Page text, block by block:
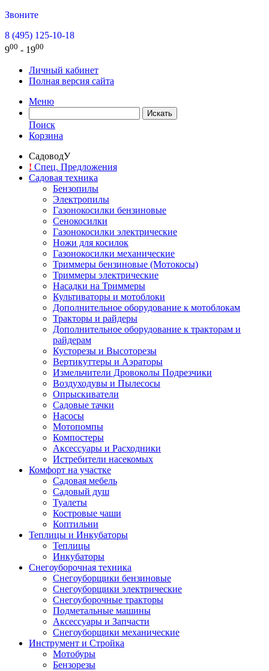
Звоните
8 (495) 125-10-18
900 - 1900
Личный кабинет
Полная версия сайта
Меню
Поиск
Корзина
СадоводУ
! Спец. Предложения
Садовая техника
Бензопилы
Электропилы
Газонокосилки бензиновые
Сенокосилки
Газонокосилки электрические
Ножи для косилок
Газонокосилки механические
Триммеры бензиновые (Мотокосы)
Триммеры электрические
Насадки на Триммеры
Культиваторы и мотоблоки
Дополнительное оборудование к мотоблокам
Тракторы и райдеры
Дополнительное оборудование к тракторам и
райдерам
Кусторезы и Высоторезы
Вертикуттеры и Аэраторы
Измельчители Дровоколы Подрезчики
Воздуходувы и Пылесосы
Опрыскиватели
Садовые тачки
Насосы
Мотопомпы
Компостеры
Аксессуары и Расходники
Истребители насекомых
Комфорт на участке
Садовая мебель
Садовый душ
Туалеты
Костровые чаши
Коптильни
Теплицы и Инкубаторы
Теплицы
Инкубаторы
Снегоуборочная техника
Снегоуборщики бензиновые
Снегоуборщики электрические
Снегоуборочные тракторы
Подметальные машины
Аксессуары и Запчасти
Снегоуборщики механические
Инструмент и Стройка
Мотобуры
Бензорезы